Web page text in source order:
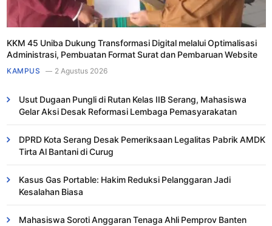
KKM 45 Uniba Dukung Transformasi Digital melalui Optimalisasi
Administrasi, Pembuatan Format Surat dan Pembaruan Website
KAMPUS 2 Agustus 2026
Usut Dugaan Pungli di Rutan Kelas IIB Serang, Mahasiswa
Gelar Aksi Desak Reformasi Lembaga Pemasyarakatan
DPRD Kota Serang Desak Pemeriksaan Legalitas Pabrik AMDK
Tirta Al Bantani di Curug
Kasus Gas Portable: Hakim Reduksi Pelanggaran Jadi
Kesalahan Biasa ​
Mahasiswa Soroti Anggaran Tenaga Ahli Pemprov Banten